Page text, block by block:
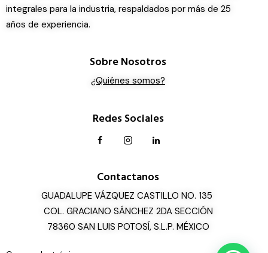
integrales para la industria, respaldados por más de 25
años de experiencia.
Sobre Nosotros
¿Quiénes somos?
Redes Sociales
Contactanos
GUADALUPE VÁZQUEZ CASTILLO NO. 135
COL. GRACIANO SÁNCHEZ 2DA SECCIÓN
78360 SAN LUIS POTOSÍ, S.L.P. MÉXICO